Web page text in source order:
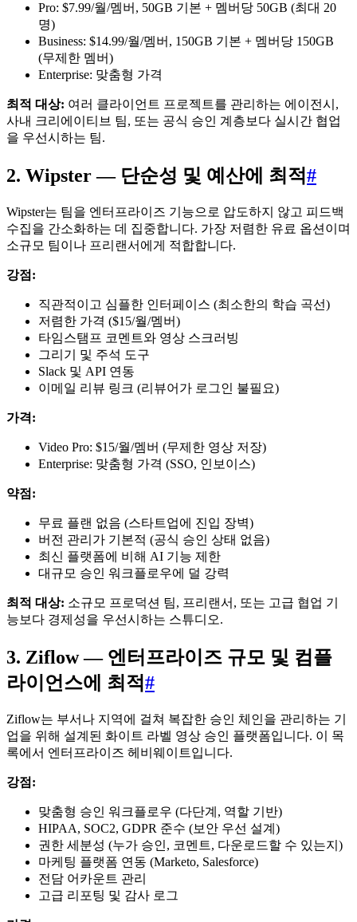
Pro: $7.99/월/멤버, 50GB 기본 + 멤버당 50GB (최대 20
명)
Business: $14.99/월/멤버, 150GB 기본 + 멤버당 150GB
(무제한 멤버)
Enterprise: 맞춤형 가격
최적 대상: 여러 클라이언트 프로젝트를 관리하는 에이전시,
사내 크리에이티브 팀, 또는 공식 승인 계층보다 실시간 협업
을 우선시하는 팀.
2. Wipster — 단순성 및 예산에 최적#
Wipster는 팀을 엔터프라이즈 기능으로 압도하지 않고 피드백
수집을 간소화하는 데 집중합니다. 가장 저렴한 유료 옵션이며
소규모 팀이나 프리랜서에게 적합합니다.
강점:
직관적이고 심플한 인터페이스 (최소한의 학습 곡선)
저렴한 가격 ($15/월/멤버)
타임스탬프 코멘트와 영상 스크러빙
그리기 및 주석 도구
Slack 및 API 연동
이메일 리뷰 링크 (리뷰어가 로그인 불필요)
가격:
Video Pro: $15/월/멤버 (무제한 영상 저장)
Enterprise: 맞춤형 가격 (SSO, 인보이스)
약점:
무료 플랜 없음 (스타트업에 진입 장벽)
버전 관리가 기본적 (공식 승인 상태 없음)
최신 플랫폼에 비해 AI 기능 제한
대규모 승인 워크플로우에 덜 강력
최적 대상: 소규모 프로덕션 팀, 프리랜서, 또는 고급 협업 기
능보다 경제성을 우선시하는 스튜디오.
3. Ziflow — 엔터프라이즈 규모 및 컴플
라이언스에 최적#
Ziflow는 부서나 지역에 걸쳐 복잡한 승인 체인을 관리하는 기
업을 위해 설계된 화이트 라벨 영상 승인 플랫폼입니다. 이 목
록에서 엔터프라이즈 헤비웨이트입니다.
강점:
맞춤형 승인 워크플로우 (다단계, 역할 기반)
HIPAA, SOC2, GDPR 준수 (보안 우선 설계)
권한 세분성 (누가 승인, 코멘트, 다운로드할 수 있는지)
마케팅 플랫폼 연동 (Marketo, Salesforce)
전담 어카운트 관리
고급 리포팅 및 감사 로그